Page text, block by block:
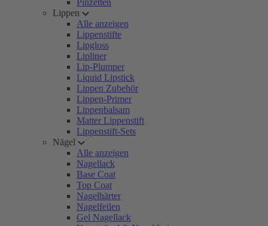
Pinzetten
Lippen
Alle anzeigen
Lippenstifte
Lipgloss
Lipliner
Lip-Plumper
Liquid Lipstick
Lippen Zubehör
Lippen-Primer
Lippenbalsam
Matter Lippenstift
Lippenstift-Sets
Nägel
Alle anzeigen
Nagellack
Base Coat
Top Coat
Nagelhärter
Nagelfeilen
Gel Nagellack